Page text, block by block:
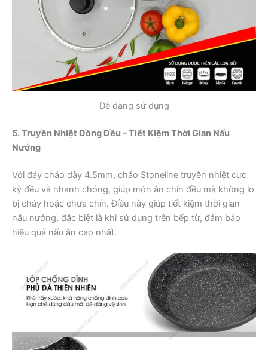
Dễ dàng sử dụng
5. Truyền Nhiệt Đồng Đều – Tiết Kiệm Thời Gian Nấu
Nướng
Với đáy chảo dày 4.5mm, chảo Stoneline truyền nhiệt cực
kỳ đều và nhanh chóng, giúp món ăn chín đều mà không lo
bị cháy hoặc chưa chín. Điều này giúp tiết kiệm thời gian
nấu nướng, đặc biệt là khi sử dụng trên bếp từ, đảm bảo
hiệu quả nấu ăn cao nhất.